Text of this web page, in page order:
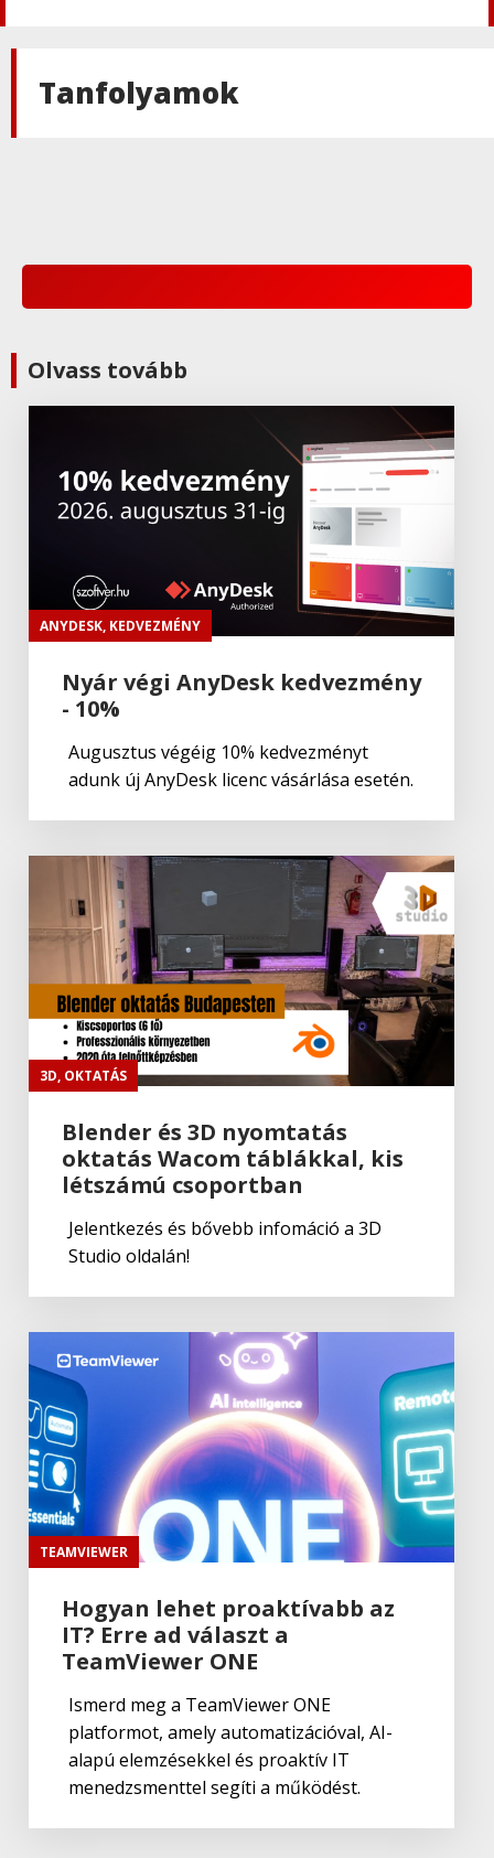
VEGAS Pro Plus 2026
Tanfolyamok
Olvass tovább
ANYDESK, KEDVEZMÉNY
Nyár végi AnyDesk kedvezmény
- 10%
Augusztus végéig 10% kedvezményt
adunk új AnyDesk licenc vásárlása esetén.
3D, OKTATÁS
Blender és 3D nyomtatás
oktatás Wacom táblákkal, kis
létszámú csoportban
Jelentkezés és bővebb infomáció a 3D
Studio oldalán!
TEAMVIEWER
Hogyan lehet proaktívabb az
IT? Erre ad választ a
TeamViewer ONE
Ismerd meg a TeamViewer ONE
platformot, amely automatizációval, AI-
alapú elemzésekkel és proaktív IT
menedzsmenttel segíti a működést.